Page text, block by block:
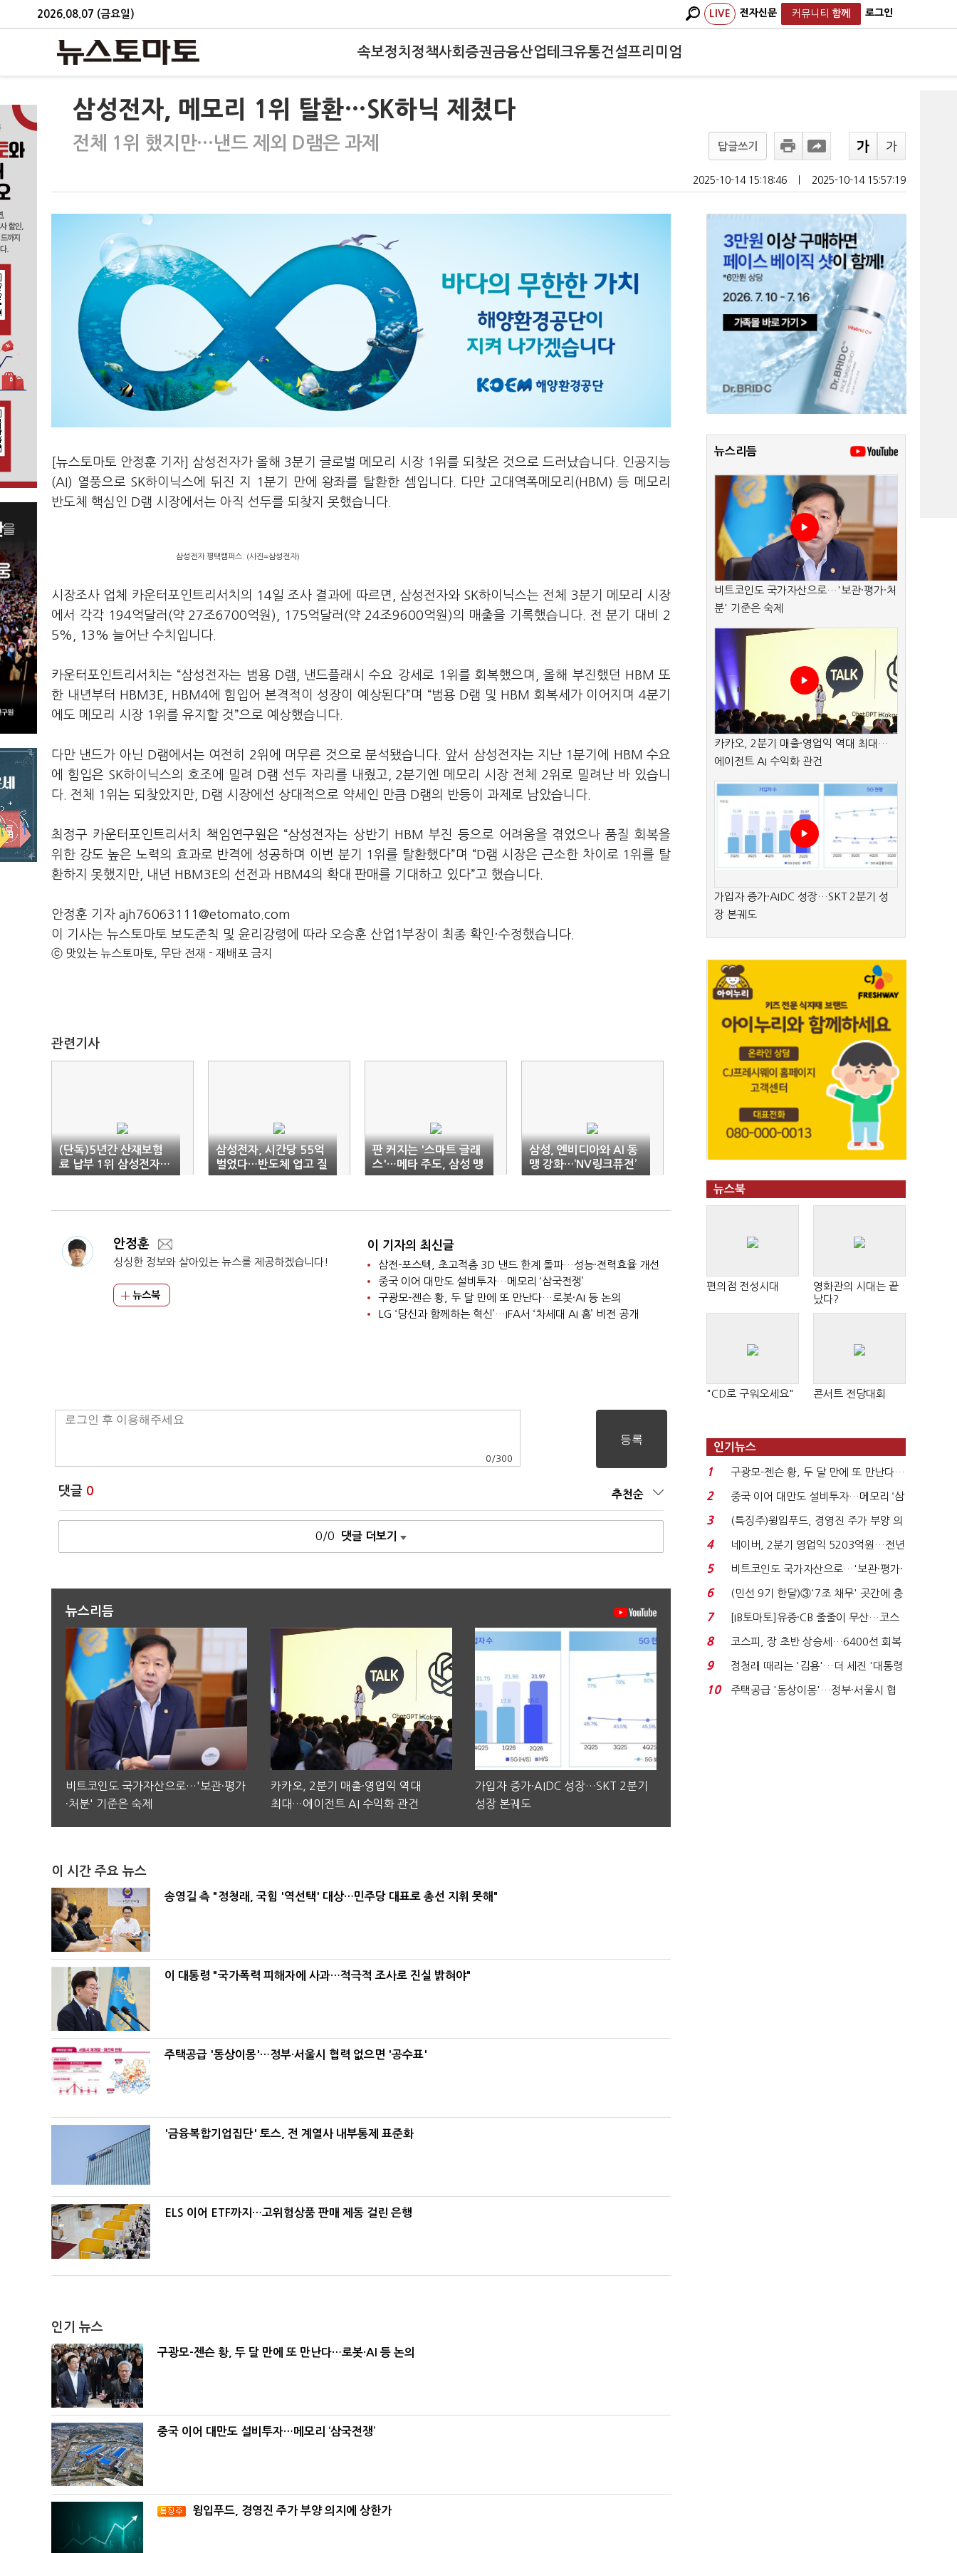
2026.08.07 (금요일) LIVE 전자신문 커뮤니티 함께 로그인
속보정치 정책사회 증권금융산업테크유통건설프리미엄
삼성전자, 메모리 1위 탈환…SK하닉 제쳤다
전체 1위 했지만…낸드 제외 D램은 과제 답글쓰기
2025-10-14 15:18:46 2025-10-14 15:57:19
[뉴스토마토 안정훈 기자] 삼성전자가 올해 3분기 글로벌 메모리 시장 1위를 되찾은 것으로 드러났습니다. 인공지능
(AI) 열풍으로 SK하이닉스에 뒤진 지 1분기 만에 왕좌를 탈환한 셈입니다. 다만 고대역폭메모리(HBM) 등 메모리
반도체 핵심인 D램 시장에서는 아직 선두를 되찾지 못했습니다.
삼성전자 평택캠퍼스. (사진=삼성전자)
시장조사 업체 카운터포인트리서치의 14일 조사 결과에 따르면, 삼성전자와 SK하이닉스는 전체 3분기 메모리 시장
에서 각각 194억달러(약 27조6700억원), 175억달러(약 24조9600억원)의 매출을 기록했습니다. 전 분기 대비 2
5%, 13% 늘어난 수치입니다.
카운터포인트리서치는 “삼성전자는 범용 D램, 낸드플래시 수요 강세로 1위를 회복했으며, 올해 부진했던 HBM 또
한 내년부터 HBM3E, HBM4에 힘입어 본격적이 성장이 예상된다”며 “범용 D램 및 HBM 회복세가 이어지며 4분기
에도 메모리 시장 1위를 유지할 것”으로 예상했습니다.
다만 낸드가 아닌 D램에서는 여전히 2위에 머무른 것으로 분석됐습니다. 앞서 삼성전자는 지난 1분기에 HBM 수요
에 힘입은 SK하이닉스의 호조에 밀려 D램 선두 자리를 내줬고, 2분기엔 메모리 시장 전체 2위로 밀려난 바 있습니
다. 전체 1위는 되찾았지만, D램 시장에선 상대적으로 약세인 만큼 D램의 반등이 과제로 남았습니다.
최정구 카운터포인트리서치 책임연구원은 “삼성전자는 상반기 HBM 부진 등으로 어려움을 겪었으나 품질 회복을
위한 강도 높은 노력의 효과로 반격에 성공하며 이번 분기 1위를 탈환했다”며 “D램 시장은 근소한 차이로 1위를 탈
환하지 못했지만, 내년 HBM3E의 선전과 HBM4의 확대 판매를 기대하고 있다”고 했습니다.
안정훈 기자 ajh76063111@etomato.com
이 기사는 뉴스토마토 보도준칙 및 윤리강령에 따라 오승훈 산업1부장이 최종 확인·수정했습니다.
ⓒ 맛있는 뉴스토마토, 무단 전재 - 재배포 금지
관련기사
(단독)5년간 산재보험
료 납부 1위 삼성전자…
보험료율 0.48% ‘그대
삼성전자, 시간당 55억
벌었다…반도체 업고 질
주
판 커지는 '스마트 글래
스'…메타 주도, 삼성 맹
추격
삼성, 엔비디아와 AI 동
맹 강화…‘NV링크퓨전’
생태계 합류
안정훈
싱싱한 정보와 살아있는 뉴스를 제공하겠습니다!
뉴스북
이 기자의 최신글
삼전-포스텍, 초고적층 3D 낸드 한계 돌파…성능·전력효율 개선
중국 이어 대만도 설비투자…메모리 ‘삼국전쟁’
구광모-젠슨 황, 두 달 만에 또 만난다…로봇·AI 등 논의
LG ‘당신과 함께하는 혁신’…IFA서 ‘차세대 AI 홈’ 비전 공개
0 /300
댓글 0 추천순
0/0 댓글 더보기
뉴스리듬
비트코인도 국가자산으로…'보관·평가
·처분' 기준은 숙제
카카오, 2분기 매출·영업익 역대
최대…에이전트 AI 수익화 관건
가입자 증가·AIDC 성장…SKT 2분기
성장 본궤도
이 시간 주요 뉴스
송영길 측 "정청래, 국힘 '역선택' 대상…민주당 대표로 총선 지휘 못해"
이 대통령 "국가폭력 피해자에 사과…적극적 조사로 진실 밝혀야"
주택공급 '동상이몽'…정부·서울시 협력 없으면 '공수표'
'금융복합기업집단' 토스, 전 계열사 내부통제 표준화
ELS 이어 ETF까지…고위험상품 판매 제동 걸린 은행
인기 뉴스
구광모-젠슨 황, 두 달 만에 또 만난다…로봇·AI 등 논의
중국 이어 대만도 설비투자…메모리 ‘삼국전쟁’
윙입푸드, 경영진 주가 부양 의지에 상한가
뉴스리듬
비트코인도 국가자산으로…'보관·평가·처
분' 기준은 숙제
카카오, 2분기 매출·영업익 역대 최대…
에이전트 AI 수익화 관건
가입자 증가·AIDC 성장…SKT 2분기 성
장 본궤도
뉴스북
편의점 전성시대
영화관의 시대는 끝
났다?
"CD로 구워오세요" 콘서트 전당대회
인기뉴스
1
구광모-젠슨 황, 두 달 만에 또 만난다…
로봇·AI 등 논...
2
중국 이어 대만도 설비투자…메모리 ‘삼
국전쟁’
3
(특징주)윙입푸드, 경영진 주가 부양 의
지에 상한가...
4
네이버, 2분기 영업익 5203억원…전년
비 0.2% 감소...
5
비트코인도 국가자산으로…'보관·평가·
처분' 기준은 ...
6
(민선 9기 한달)③'7조 채무' 곳간에 충
격…추미애, 20년...
7
[IB토마토]유증·CB 줄줄이 무산…코스
닥 벌점 급증에 ...
8
코스피, 장 초반 상승세…6400선 회복
시도
9
정청래 때리는 '김용'…더 세진 '대통령
최측근' 입...
10
주택공급 '동상이몽'…정부·서울시 협